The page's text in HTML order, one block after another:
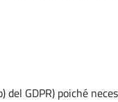
GDPR) poiché